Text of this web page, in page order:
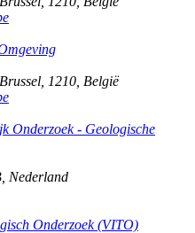
Brussel 1210 België
Onderzoek - Geologische
Nederland
Onderzoek (VITO)